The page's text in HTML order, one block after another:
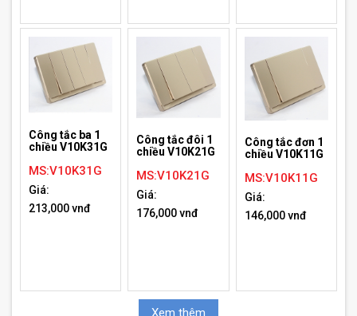
Công tắc ba 1
chiều V10K31G
MS:V10K31G
Giá:
213,000 vnđ
Công tắc đôi 1
chiều V10K21G
MS:V10K21G
Giá:
176,000 vnđ
Công tắc đơn 1
chiều V10K11G
MS:V10K11G
Giá:
146,000 vnđ
Xem thêm